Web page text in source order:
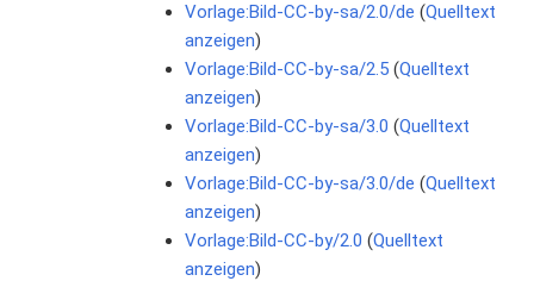
Vorlage:Bild-CC-by-sa/2.0/de (Quelltext
anzeigen)
Vorlage:Bild-CC-by-sa/2.5 (Quelltext
anzeigen)
Vorlage:Bild-CC-by-sa/3.0 (Quelltext
anzeigen)
Vorlage:Bild-CC-by-sa/3.0/de (Quelltext
anzeigen)
Vorlage:Bild-CC-by/2.0 (Quelltext
anzeigen)